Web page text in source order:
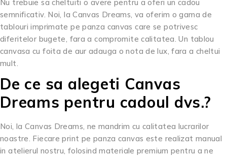
Nu trebuie sa cheltuiti o avere pentru a oferi un cadou
semnificativ. Noi, la Canvas Dreams, va oferim o gama de
tablouri imprimate pe panza canvas care se potrivesc
diferitelor bugete, fara a compromite calitatea. Un tablou
canvasa cu foita de aur adauga o nota de lux, fara a cheltui
mult.
De ce sa alegeti Canvas
Dreams pentru cadoul dvs.?
Noi, la Canvas Dreams, ne mandrim cu calitatea lucrarilor
noastre. Fiecare print pe panza canvas este realizat manual
in atelierul nostru, folosind materiale premium pentru a ne